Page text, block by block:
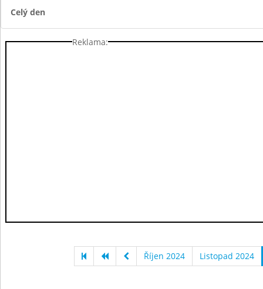
Celý den
Reklama:
Říjen 2024 Listopad 2024